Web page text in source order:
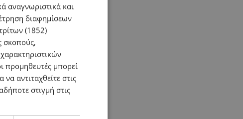
αναγνωριστικά και
διαφημίσεων
(1852)
σκοπούς,
προμηθευτές μπορεί
αντιταχθείτε στις
στιγμή στις